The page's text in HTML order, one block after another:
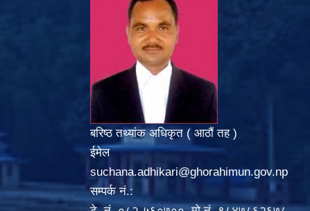
बरिष्ठ तथ्यांक अधिकृत ( आठौं तह )
ईमेल
suchana.adhikari@ghorahimun.gov.np
सम्पर्क नं.: